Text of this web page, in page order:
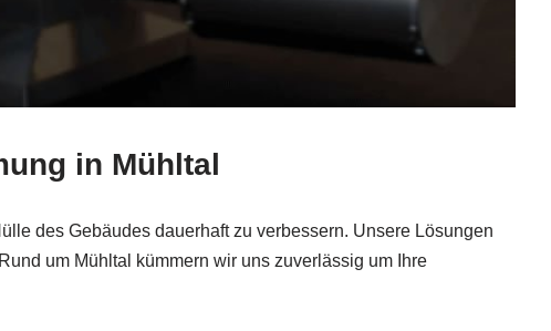
in Mühltal
des Gebäudes dauerhaft zu verbessern. Unsere Lösungen
um Mühltal kümmern wir uns zuverlässig um Ihre